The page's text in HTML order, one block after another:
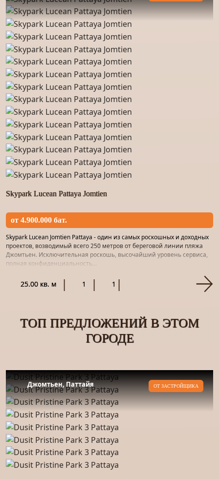
Skypark Lucean Pattaya Jomtien
от 4.900.000 бат.
Skypark Lucean Jomtien Pattaya - один из самых роскошных и доходных
проектов, возводимый всего 250 метров от береговой линии пляжа
Джомтьен. Исключительная роскошь, высочайший уровень сервиса,
полная конфиденциальность...
25.00 кв. м 1 1
ТОП ПРЕДЛОЖЕНИЙ В ЭТОМ
ГОРОДЕ
Джомтьен, Паттайя ОТ ЗАСТРОЙЩИКА